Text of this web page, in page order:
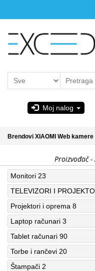
Moj nalog
Brendovi XIAOMI Web kamere
Proizvođač -
Monitori 23
TELEVIZORI I
Projektori i oprema 8
Laptop računari 3
Tablet računari 90
Torbe i rančevi 20
Štampači 2